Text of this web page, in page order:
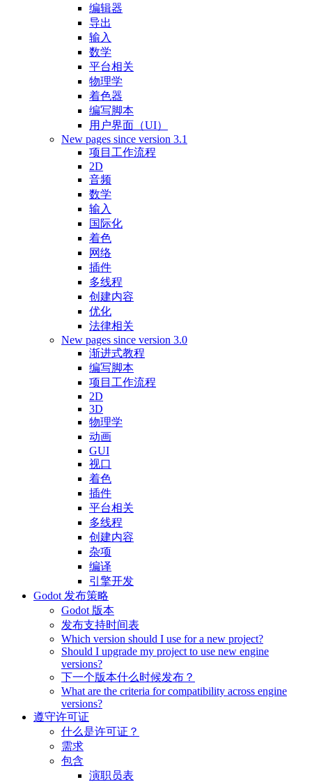
编辑器
导出
输入
数学
平台相关
物理学
着色器
编写脚本
用户界面（UI）
New pages since version 3.1
项目工作流程
2D
音频
数学
输入
国际化
着色
网络
插件
多线程
创建内容
优化
法律相关
New pages since version 3.0
渐进式教程
编写脚本
项目工作流程
2D
3D
物理学
动画
GUI
视口
着色
插件
平台相关
多线程
创建内容
杂项
编译
引擎开发
Godot 发布策略
Godot 版本
发布支持时间表
Which version should I use for a new project?
Should I upgrade my project to use new engine
versions?
下一个版本什么时候发布？
What are the criteria for compatibility across engine
versions?
遵守许可证
什么是许可证？
需求
包含
演职员表